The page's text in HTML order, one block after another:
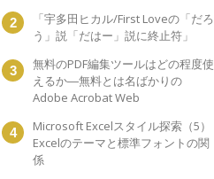
「宇多田ヒカル/First Loveの「だろ
う」説「だはー」説に終止符」
無料のPDF編集ツールはどの程度使
えるか―無料とは名ばかりの
Adobe Acrobat Web
Microsoft Excelスタイル探索（5）
Excelのテーマと標準フォントの関
係